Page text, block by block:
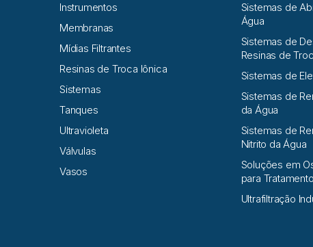
Instrumentos
Membranas
Mídias Filtrantes
Resinas de Troca Iônica
Sistemas
Tanques
Ultravioleta
Válvulas
Vasos
Sistemas de
Água
Sistemas de
Resinas de
Sistemas de
Sistemas de
da Água
Sistemas de
Nitrito da Água
Soluções em
para
Ultrafiltração